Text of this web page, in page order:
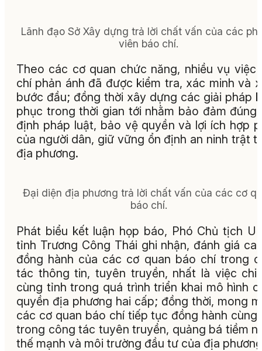
Lãnh đạo Sở Xây dựng trả lời chất vấn của các
viên báo chí.
Theo các cơ quan chức năng, nhiều vụ việc
chí phản ánh đã được kiểm tra, xác minh và
bước đầu; đồng thời xây dựng các giải pháp
phục trong thời gian tới nhằm bảo đảm đúng
định pháp luật, bảo vệ quyền và lợi ích hợp
của người dân, giữ vững ổn định an ninh trật
địa phương.
Đại diện địa phương trả lời chất vấn của các cơ
báo chí.
Phát biểu kết luận họp báo, Phó Chủ tịch
tỉnh Trương Công Thái ghi nhận, đánh giá
đồng hành của các cơ quan báo chí trong
tác thông tin, tuyên truyền, nhất là việc
cùng tỉnh trong quá trình triển khai mô hình
quyền địa phương hai cấp; đồng thời, mong
các cơ quan báo chí tiếp tục đồng hành cùng
trong công tác tuyên truyền, quảng bá tiềm
thế mạnh và môi trường đầu tư của địa